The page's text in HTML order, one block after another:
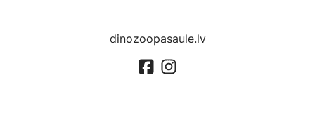
dinozoopasaule.lv